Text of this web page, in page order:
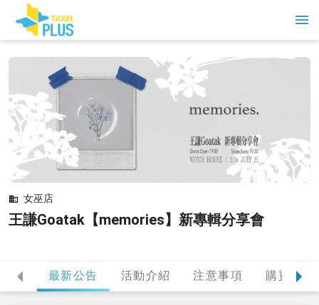
女巫店
王謙Goatak【memories】新專輯分享會
最新公告 活動介紹 注意事項 購買提醒